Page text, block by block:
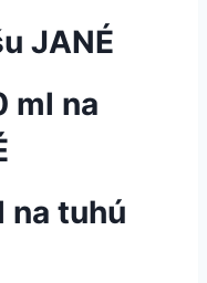
JANÉ
ml na
na tuhú